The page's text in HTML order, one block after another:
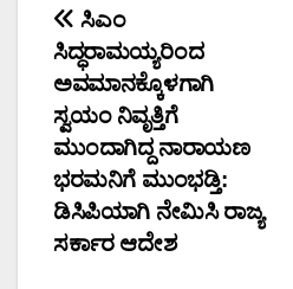
Post
navigation
ಸಿಎಂ
ಸಿದ್ಧರಾಮಯ್ಯರಿಂದ
ಅವಮಾನಕ್ಕೊಳಗಾಗಿ
ಸ್ವಯಂ ನಿವೃತ್ತಿಗೆ
ಮುಂದಾಗಿದ್ದ ನಾರಾಯಣ
ಭರಮನಿಗೆ ಮುಂಭಡ್ತಿ:
ಡಿಸಿಪಿಯಾಗಿ ನೇಮಿಸಿ ರಾಜ್ಯ
ಸರ್ಕಾರ ಆದೇಶ